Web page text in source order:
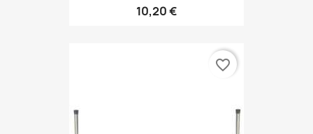
10,20 €
favorite_border